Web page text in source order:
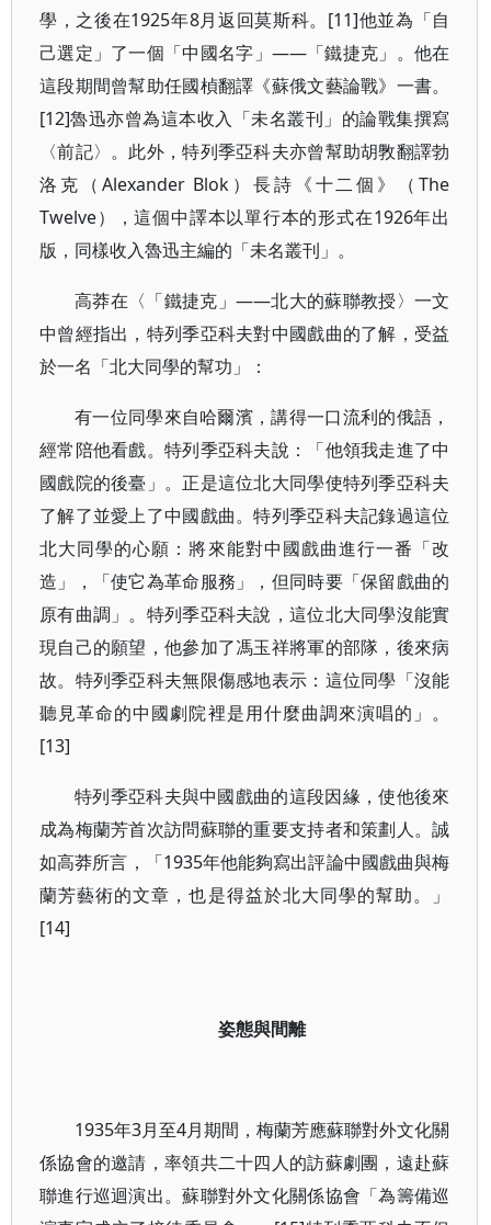
學，之後在1925年8月返回莫斯科。[11]他並為「自
己選定」了一個「中國名字」——「鐵捷克」。他在
這段期間曾幫助任國楨翻譯《蘇俄文藝論戰》一書。
[12]魯迅亦曾為這本收入「未名叢刊」的論戰集撰寫
〈前記〉。此外，特列季亞科夫亦曾幫助胡斆翻譯勃
洛克（Alexander Blok）長詩《十二個》（The
Twelve），這個中譯本以單行本的形式在1926年出
版，同樣收入魯迅主編的「未名叢刊」。
高莽在〈「鐵捷克」——北大的蘇聯教授〉一文
中曾經指出，特列季亞科夫對中國戲曲的了解，受益
於一名「北大同學的幫功」：
有一位同學來自哈爾濱，講得一口流利的俄語，
經常陪他看戲。特列季亞科夫說：「他領我走進了中
國戲院的後臺」。正是這位北大同學使特列季亞科夫
了解了並愛上了中國戲曲。特列季亞科夫記錄過這位
北大同學的心願：將來能對中國戲曲進行一番「改
造」，「使它為革命服務」，但同時要「保留戲曲的
原有曲調」。特列季亞科夫說，這位北大同學沒能實
現自己的願望，他參加了馮玉祥將軍的部隊，後來病
故。特列季亞科夫無限傷感地表示：這位同學「沒能
聽見革命的中國劇院裡是用什麼曲調來演唱的」。
[13]
特列季亞科夫與中國戲曲的這段因緣，使他後來
成為梅蘭芳首次訪問蘇聯的重要支持者和策劃人。誠
如高莽所言，「1935年他能夠寫出評論中國戲曲與梅
蘭芳藝術的文章，也是得益於北大同學的幫助。」
[14]
姿態與間離
1935年3月至4月期間，梅蘭芳應蘇聯對外文化關
係協會的邀請，率領共二十四人的訪蘇劇團，遠赴蘇
聯進行巡迴演出。蘇聯對外文化關係協會「為籌備巡